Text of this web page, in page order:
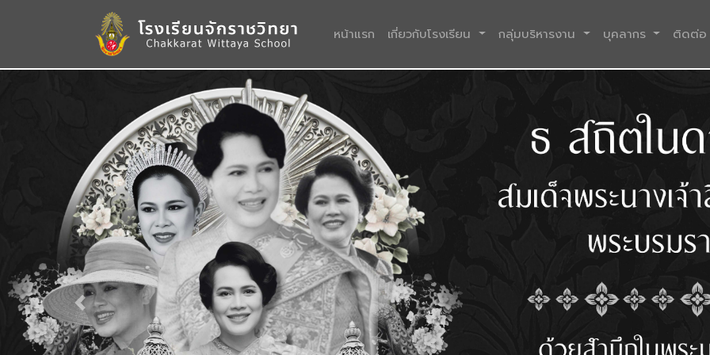
หน้าแรก (current)
เกี่ยวกับโรงเรียน กลุ่มบริหารงาน บุคลากร ติดต่อ
Previous